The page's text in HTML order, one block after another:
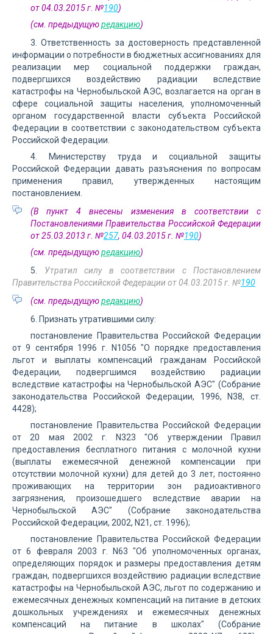
от 04.03.2015 г. №190)
(см. предыдущуюредакцию)
3. Ответственность за достоверность представленной
информации о потребности в бюджетных ассигнованиях для
реализации мер социальной поддержки граждан,
подвергшихся воздействию радиации вследствие
катастрофы на Чернобыльской АЭС, возлагается на орган в
сфере социальной защиты населения, уполномоченный
органом государственной власти субъекта Российской
Федерации в соответствии с законодательством субъекта
Российской Федерации.
4. Министерству труда и социальной защиты
Российской Федерации давать разъяснения по вопросам
применения правил, утвержденных настоящим
постановлением.
(В пункт 4 внесены изменения в соответствии с
Постановлениями Правительства Российской Федерации
от 25.03.2013 г. №257, 04.03.2015 г. №190)
(см. предыдущуюредакцию)
5. Утратил силу в соответствии с Постановлением
Правительства Российской Федерации от 04.03.2015 г. №190
(см. предыдущуюредакцию)
6. Признать утратившими силу:
постановление Правительства Российской Федерации
от 9 сентября 1996 г. N1056 "О порядке предоставления
льгот и выплаты компенсаций гражданам Российской
Федерации, подвергшимся воздействию радиации
вследствие катастрофы на Чернобыльской АЭС" (Собрание
законодательства Российской Федерации, 1996, N38, ст.
4428);
постановление Правительства Российской Федерации
от 20 мая 2002 г. N323 "Об утверждении Правил
предоставления бесплатного питания с молочной кухни
(выплаты ежемесячной денежной компенсации при
отсутствии молочной кухни) для детей до 3 лет, постоянно
проживающих на территории зон радиоактивного
загрязнения, произошедшего вследствие аварии на
Чернобыльской АЭС" (Собрание законодательства
Российской Федерации, 2002, N21, ст. 1996);
постановление Правительства Российской Федерации
от 6 февраля 2003 г. N63 "Об уполномоченных органах,
определяющих порядок и размеры предоставления детям
граждан, подвергшихся воздействию радиации вследствие
катастрофы на Чернобыльской АЭС, льгот по содержанию и
ежемесячных денежных компенсаций на питание в детских
дошкольных учреждениях и ежемесячных денежных
компенсаций на питание в школах" (Собрание